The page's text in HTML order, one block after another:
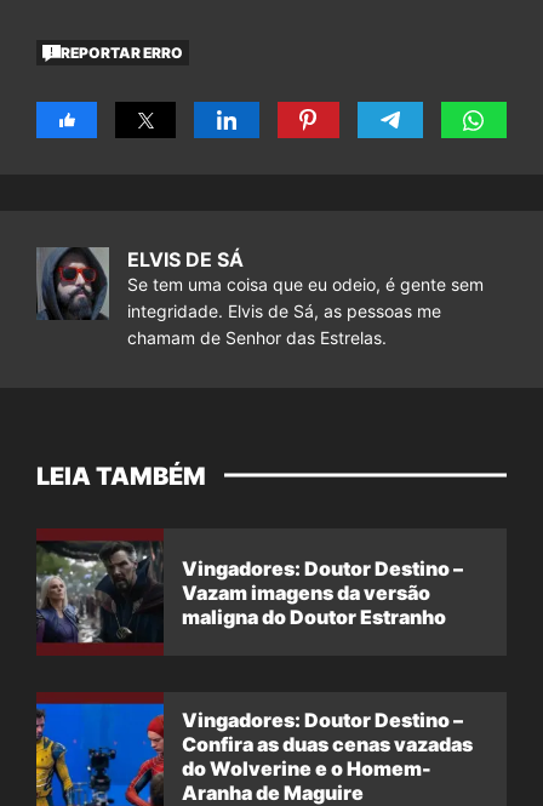
REPORTAR ERRO
ELVIS DE SÁ
Se tem uma coisa que eu odeio, é gente sem
integridade. Elvis de Sá, as pessoas me
chamam de Senhor das Estrelas.
LEIA TAMBÉM
Vingadores: Doutor Destino –
Vazam imagens da versão
maligna do Doutor Estranho
Vingadores: Doutor Destino –
Confira as duas cenas vazadas
do Wolverine e o Homem-
Aranha de Maguire